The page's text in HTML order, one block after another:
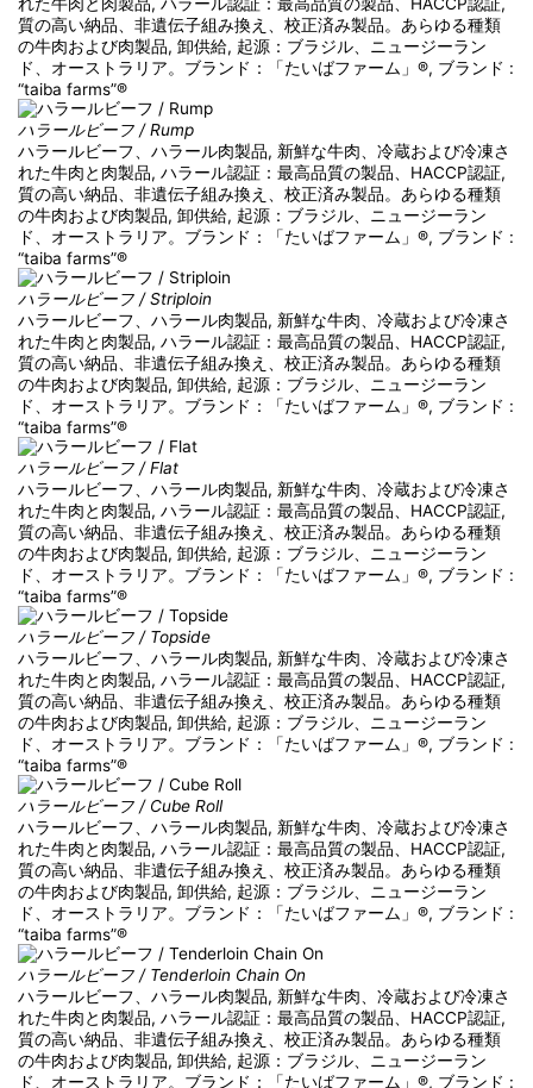
れた牛肉と肉製品, ハラール認証：最高品質の製品、HACCP認証,
質の高い納品、非遺伝子組み換え、校正済み製品。あらゆる種類
の牛肉および肉製品, 卸供給, 起源：ブラジル、ニュージーラン
ド、オーストラリア。ブランド：「たいばファーム」®, ブランド :
“taiba farms”®
ハラールビーフ / Rump
ハラールビーフ、ハラール肉製品, 新鮮な牛肉、冷蔵および冷凍さ
れた牛肉と肉製品, ハラール認証：最高品質の製品、HACCP認証,
質の高い納品、非遺伝子組み換え、校正済み製品。あらゆる種類
の牛肉および肉製品, 卸供給, 起源：ブラジル、ニュージーラン
ド、オーストラリア。ブランド：「たいばファーム」®, ブランド :
“taiba farms”®
ハラールビーフ / Striploin
ハラールビーフ、ハラール肉製品, 新鮮な牛肉、冷蔵および冷凍さ
れた牛肉と肉製品, ハラール認証：最高品質の製品、HACCP認証,
質の高い納品、非遺伝子組み換え、校正済み製品。あらゆる種類
の牛肉および肉製品, 卸供給, 起源：ブラジル、ニュージーラン
ド、オーストラリア。ブランド：「たいばファーム」®, ブランド :
“taiba farms”®
ハラールビーフ / Flat
ハラールビーフ、ハラール肉製品, 新鮮な牛肉、冷蔵および冷凍さ
れた牛肉と肉製品, ハラール認証：最高品質の製品、HACCP認証,
質の高い納品、非遺伝子組み換え、校正済み製品。あらゆる種類
の牛肉および肉製品, 卸供給, 起源：ブラジル、ニュージーラン
ド、オーストラリア。ブランド：「たいばファーム」®, ブランド :
“taiba farms”®
ハラールビーフ / Topside
ハラールビーフ、ハラール肉製品, 新鮮な牛肉、冷蔵および冷凍さ
れた牛肉と肉製品, ハラール認証：最高品質の製品、HACCP認証,
質の高い納品、非遺伝子組み換え、校正済み製品。あらゆる種類
の牛肉および肉製品, 卸供給, 起源：ブラジル、ニュージーラン
ド、オーストラリア。ブランド：「たいばファーム」®, ブランド :
“taiba farms”®
ハラールビーフ / Cube Roll
ハラールビーフ、ハラール肉製品, 新鮮な牛肉、冷蔵および冷凍さ
れた牛肉と肉製品, ハラール認証：最高品質の製品、HACCP認証,
質の高い納品、非遺伝子組み換え、校正済み製品。あらゆる種類
の牛肉および肉製品, 卸供給, 起源：ブラジル、ニュージーラン
ド、オーストラリア。ブランド：「たいばファーム」®, ブランド :
“taiba farms”®
ハラールビーフ / Tenderloin Chain On
ハラールビーフ、ハラール肉製品, 新鮮な牛肉、冷蔵および冷凍さ
れた牛肉と肉製品, ハラール認証：最高品質の製品、HACCP認証,
質の高い納品、非遺伝子組み換え、校正済み製品。あらゆる種類
の牛肉および肉製品, 卸供給, 起源：ブラジル、ニュージーラン
ド、オーストラリア。ブランド：「たいばファーム」®, ブランド :